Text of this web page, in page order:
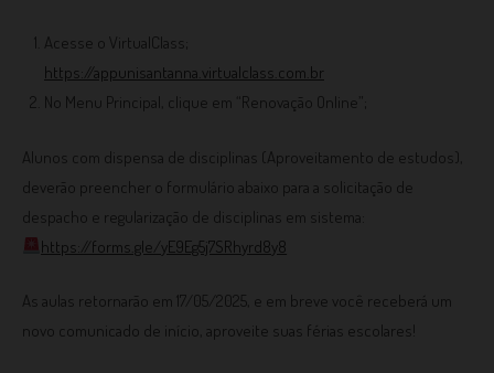
Acesse o VirtualClass;
https://appunisantanna.virtualclass.com.br
No Menu Principal, clique em “Renovação Online”;
Alunos com dispensa de disciplinas (Aproveitamento de estudos),
deverão preencher o formulário abaixo para a solicitação de
despacho e regularização de disciplinas em sistema:
https://forms.gle/yE9Eg5j7SRhyrd8y8
As aulas retornarão em 17/05/2025, e em breve você receberá um
novo comunicado de início, aproveite suas férias escolares!